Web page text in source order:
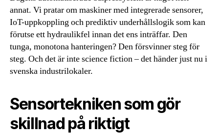
annat. Vi pratar om maskiner med integrerade sensorer,
IoT-uppkoppling och prediktiv underhållslogik som kan
förutse ett hydraulikfel innan det ens inträffar. Den
tunga, monotona hanteringen? Den försvinner steg för
steg. Och det är inte science fiction – det händer just nu i
svenska industrilokaler.
Sensortekniken som gör
skillnad på riktigt